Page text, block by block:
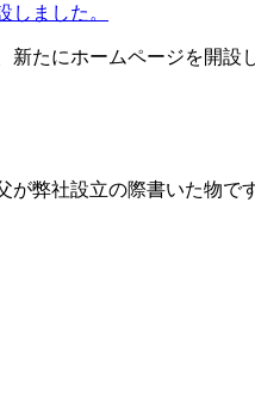
しました。
新たにホームページを開
が弊社設立の際書いた物